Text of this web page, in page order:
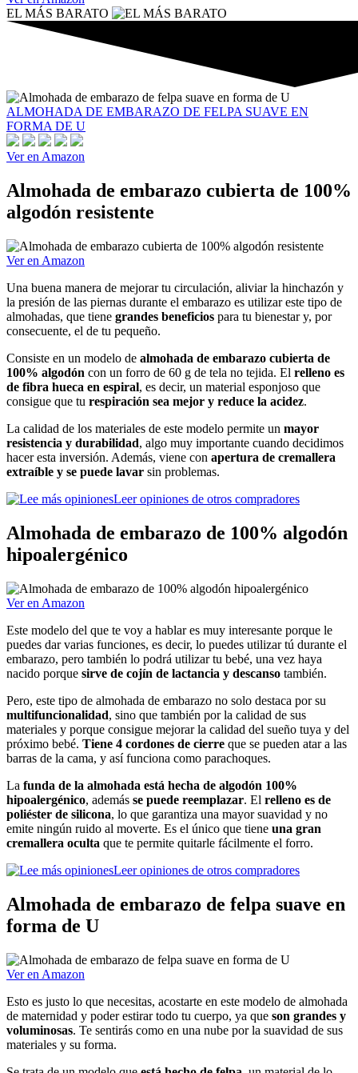
EL MÁS BARATO
ALMOHADA DE EMBARAZO DE FELPA SUAVE EN
FORMA DE U
Ver en Amazon
Almohada de embarazo cubierta de 100%
algodón resistente
Ver en Amazon
Una buena manera de mejorar tu circulación, aliviar la hinchazón y
la presión de las piernas durante el embarazo es utilizar este tipo de
almohadas, que tiene grandes beneficios para tu bienestar y, por
consecuente, el de tu pequeño.
Consiste en un modelo de almohada de embarazo cubierta de
100% algodón con un forro de 60 g de tela no tejida. El relleno es
de fibra hueca en espiral, es decir, un material esponjoso que
consigue que tu respiración sea mejor y reduce la acidez.
La calidad de los materiales de este modelo permite un mayor
resistencia y durabilidad, algo muy importante cuando decidimos
hacer esta inversión. Además, viene con apertura de cremallera
extraíble y se puede lavar sin problemas.
Leer opiniones de otros compradores
Almohada de embarazo de 100% algodón
hipoalergénico
Ver en Amazon
Este modelo del que te voy a hablar es muy interesante porque le
puedes dar varias funciones, es decir, lo puedes utilizar tú durante el
embarazo, pero también lo podrá utilizar tu bebé, una vez haya
nacido porque sirve de cojín de lactancia y descanso también.
Pero, este tipo de almohada de embarazo no solo destaca por su
multifuncionalidad, sino que también por la calidad de sus
materiales y porque consigue mejorar la calidad del sueño tuya y del
próximo bebé. Tiene 4 cordones de cierre que se pueden atar a las
barras de la cama, y así funciona como parachoques.
La funda de la almohada está hecha de algodón 100%
hipoalergénico, además se puede reemplazar. El relleno es de
poliéster de silicona, lo que garantiza una mayor suavidad y no
emite ningún ruido al moverte. Es el único que tiene una gran
cremallera oculta que te permite quitarle fácilmente el forro.
Leer opiniones de otros compradores
Almohada de embarazo de felpa suave en
forma de U
Ver en Amazon
Esto es justo lo que necesitas, acostarte en este modelo de almohada
de maternidad y poder estirar todo tu cuerpo, ya que son grandes y
voluminosas. Te sentirás como en una nube por la suavidad de sus
materiales y su forma.